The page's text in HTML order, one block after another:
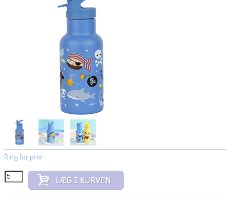
Ring for pris!